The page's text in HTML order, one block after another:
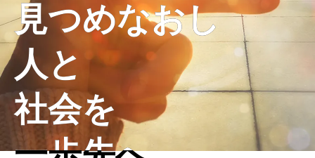
見つめなおし
人と
社会を
見つめなおし
人と
社会を